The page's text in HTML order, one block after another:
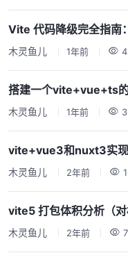
Vite 代码降级完全指
木灵鱼儿 1年前
搭建一个vite+vue+ts
木灵鱼儿 1年前
木灵鱼儿 2年前
vite5 打包体积分析（
木灵鱼儿 2年前